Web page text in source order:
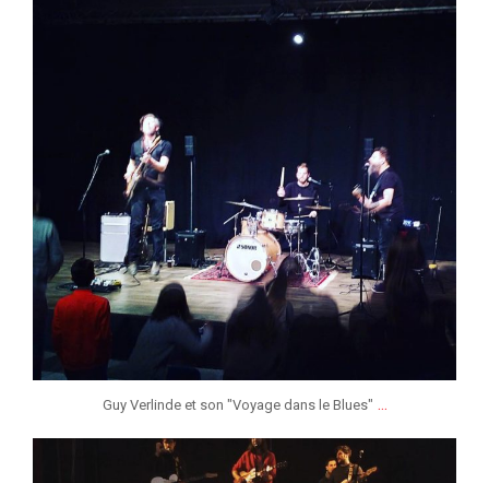
Guy Verlinde et son "Voyage dans le Blues" ...
jeunessesmusicaleslg
Jan 27